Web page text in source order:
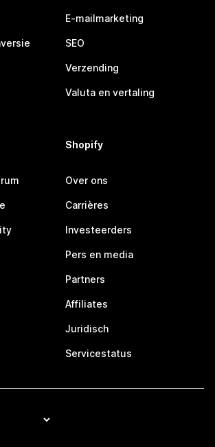
E-mailmarketing
SEO
Verzending
Valuta en vertaling
Shopify
Over ons
Carrières
Investeerders
Pers en media
Partners
Affiliates
Juridisch
Servicestatus